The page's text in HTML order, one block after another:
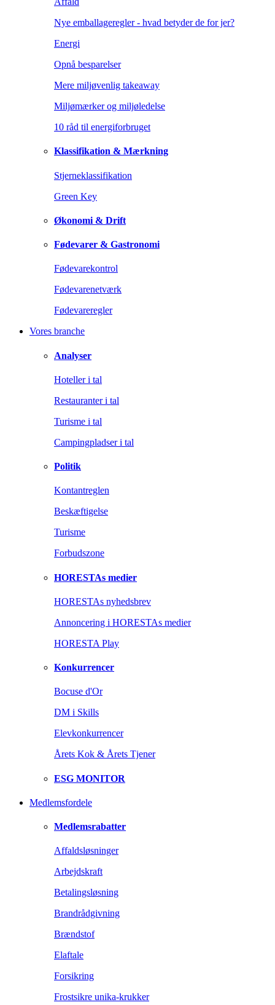
Nye emballageregler - hvad betyder de for jer?
Energi
Opnå besparelser
Mere miljøvenlig takeaway
Miljømærker og miljøledelse
10 råd til energiforbruget
Klassifikation & Mærkning
Stjerneklassifikation
Green Key
Økonomi & Drift
Fødevarer & Gastronomi
Fødevarekontrol
Fødevarenetværk
Fødevareregler
Vores branche
Analyser
Hoteller i tal
Restauranter i tal
Turisme i tal
Campingpladser i tal
Politik
Kontantreglen
Beskæftigelse
Turisme
Forbudszone
HORESTAs medier
HORESTAs nyhedsbrev
Annoncering i HORESTAs medier
HORESTA Play
Konkurrencer
Bocuse d'Or
DM i Skills
Elevkonkurrencer
Årets Kok & Årets Tjener
ESG MONITOR
Medlemsfordele
Medlemsrabatter
Affaldsløsninger
Arbejdskraft
Betalingsløsning
Brandrådgivning
Brændstof
Elaftale
Forsikring
Frostsikre unika-krukker